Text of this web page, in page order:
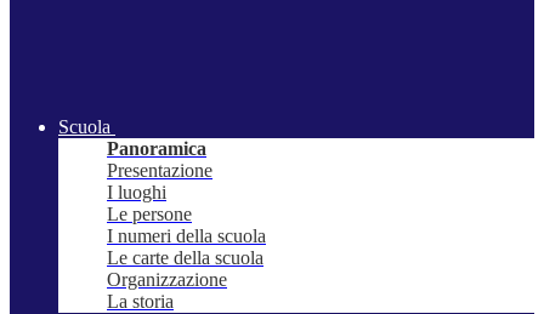
Scuola
Panoramica
Presentazione
I luoghi
Le persone
I numeri della scuola
Le carte della scuola
Organizzazione
La storia